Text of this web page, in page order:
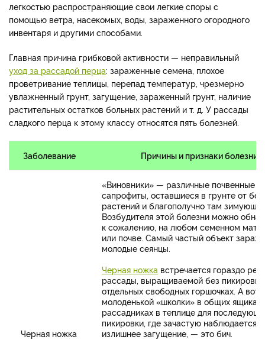
легкостью распространяющие свои легкие споры с
помощью ветра, насекомых, воды, зараженного огородного
инвентаря и другими способами.
Главная причина грибковой активности — неправильный
уход за рассадой перца: зараженные семена, плохое
проветривание теплицы, перепад температур, чрезмерно
увлажненный грунт, загущение, зараженный грунт, наличие
растительных остатков больных растений и т. д. У рассады
сладкого перца к этому классу относятся пять болезней.
Заболевание Причины и признаки болезни
Черная ножка
«Виновники» — различные почвенные
сапрофиты, оставшиеся в грунте от
растений и благополучно там
Возбудителя этой болезни можно
к сожалению, на любом семенном
или почве. Самый частый объект
молодые сеянцы.
Черная ножка встречается гораздо
рассады, выращиваемой без
отдельных свободных горшочках. А вот
молоденькой «школки» в общих ящиках
рассадниках в теплице для
пикировки, где зачастую наблюдается
излишнее загущение, — это бич.